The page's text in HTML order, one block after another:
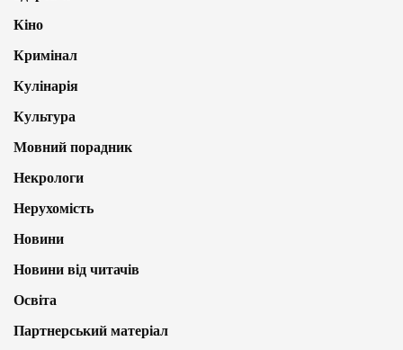
Кіно
Кримінал
Кулінарія
Культура
Мовний порадник
Некрологи
Нерухомість
Новини
Новини від читачів
Освіта
Партнерський матеріал